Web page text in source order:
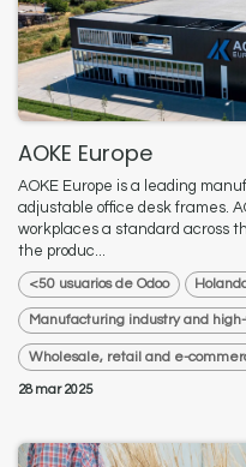
AOKE Europe
AOKE Europe is a leading
adjustable office desk frames.
workplaces a standard across
the produc...
<50 usuarios de Odoo
Manufacturing industry and
Wholesale, retail and e-
28 mar 2025